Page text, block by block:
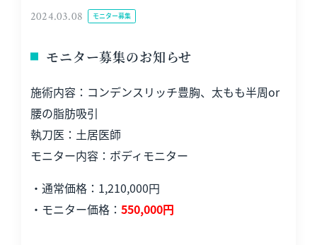
2024.03.08 モニター募集
モニター募集のお知らせ
施術内容：コンデンスリッチ豊胸、太もも半周or
腰の脂肪吸引
執刀医：土居医師
モニター内容：ボディモニター
・通常価格：1,210,000円
・モニター価格： 550,000円